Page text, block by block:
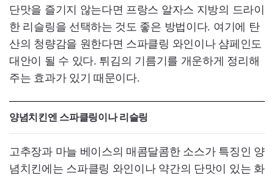
단맛을 즐기지 않는다면 프랑스 알자스 지방의 드라이
한 리슬링을 선택하는 것도 좋은 방법이다. 여기에 탄
산의 청량감을 원한다면 스파클링 와인이나 샴페인도
대안이 될 수 있다. 튀김의 기름기를 개운하게 정리해
주는 효과가 있기 때문이다.
양념치킨엔 스파클링이나 리슬링
고추장과 마늘 베이스의 매콤달콤한 소스가 특징인 양
념치킨에는 스파클링 와인이나 약간의 단맛이 있는 화